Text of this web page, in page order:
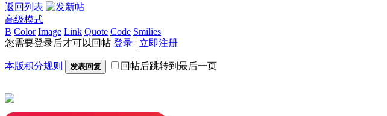
返回列表
高级模式
B Color Image Link Quote Code Smilies
您需要登录后才可以回帖 登录 | 立即注册
本版积分规则 发表回复 回帖后跳转到最后一页